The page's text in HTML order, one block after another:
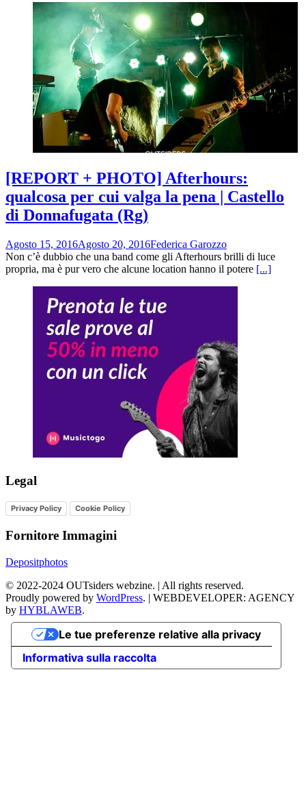
[REPORT + PHOTO] Afterhours:
qualcosa per cui valga la pena | Castello
di Donnafugata (Rg)
Agosto 15, 2016Agosto 20, 2016Federica Garozzo
Non c’è dubbio che una band come gli Afterhours brilli di luce
propria, ma è pur vero che alcune location hanno il potere [...]
Legal
Privacy Policy Cookie Policy
Fornitore Immagini
Depositphotos
© 2022-2024 OUTsiders webzine. | All rights reserved.
Proudly powered by WordPress. | WEBDEVELOPER: AGENCY
by HYBLAWEB.
Informativa sulla raccolta
Le tue preferenze relative alla privacy